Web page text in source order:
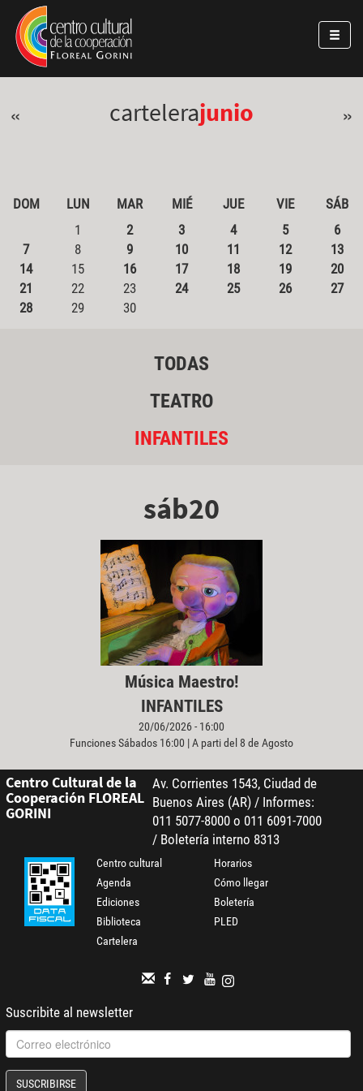
Pasar al contenido principal
Jump to main content
« cartelerajunio »
DOM LUN MAR MIÉ JUE VIE
SÁB
1
2 3 4 5
6
7
8 9 10 11 12
13
14
15 16 17 18 19
20
21
22 23 24 25 26
27
28
29 30
TODAS
TEATRO
INFANTILES
sáb20
Música Maestro!
INFANTILES
20/06/2026 - 16:00
Funciones Sábados 16:00 | A parti del 8 de Agosto
Centro Cultural de la
Cooperación FLOREAL
GORINI
Av. Corrientes 1543, Ciudad de
Buenos Aires (AR) / Informes:
011 5077-8000 o 011 6091-7000
/ Boletería interno 8313
Centro cultural
Agenda
Ediciones
Biblioteca
Cartelera
Horarios
Cómo llegar
Boletería
PLED
Suscribite al newsletter
SUSCRIBIRSE